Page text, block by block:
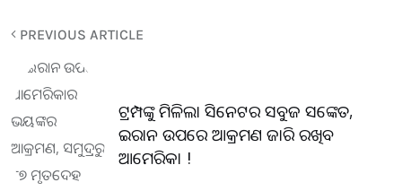
PREVIOUS ARTICLE
ଟ୍ରମ୍ପଙ୍କୁ ମିଳିଲା ସିନେଟର ସବୁଜ ସଙ୍କେତ,
ଇରାନ ଉପରେ ଆକ୍ରମଣ ଜାରି ରଖିବ
ଆମେରିକା !